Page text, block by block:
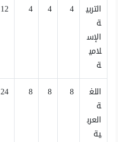
التربي
ة
الإس
لامي
ة
4
4
4
12
اللغ
ة
العرب
ية
8
8
8
24